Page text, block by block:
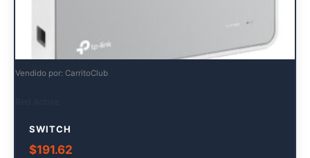
Vendido por: CarritoClub
SWITCH
$191.62